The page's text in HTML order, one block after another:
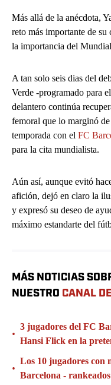
Más allá de la anécdota,
reto más importante de
la importancia del
A tan solo seis dias del
Verde -programado para
delantero continúa
femoral que lo marginó
temporada con el FC
para la cita mundialista.
Aún así, aunque evitó
afición, dejó en claro la
y expresó su deseo de
máximo estandarte del
MÁS NOTICIAS
NUESTRO CANAL
•
3 jugadores del FC
Hansi Flick en la
•
Los 10 jugadores con
Barcelona - rankeados